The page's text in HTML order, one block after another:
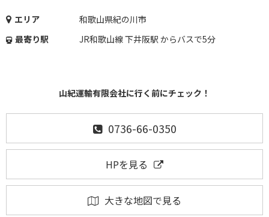
エリア
和歌山県紀の川市
最寄り駅
JR和歌山線 下井阪駅 からバスで5分
山紀運輸有限会社に行く前にチェック！
0736-66-0350
HPを見る
大きな地図で見る